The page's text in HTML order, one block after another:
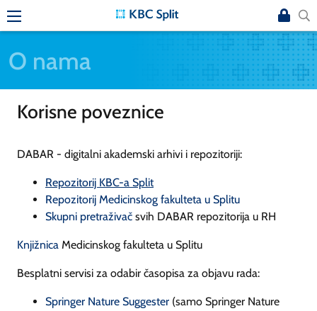
O nama
Korisne poveznice
DABAR - digitalni akademski arhivi i repozitoriji:
Repozitorij KBC-a Split
Repozitorij Medicinskog fakulteta u Splitu
Skupni pretraživač svih DABAR repozitorija u RH
Knjižnica Medicinskog fakulteta u Splitu
Besplatni servisi za odabir časopisa za objavu rada:
Springer Nature Suggester (samo Springer Nature